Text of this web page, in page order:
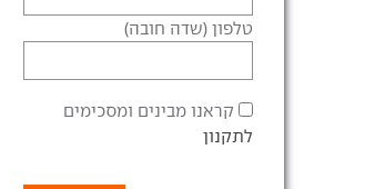
טלפון (שדה חובה)
קראנו מבינים ומסכימים
לתקנון